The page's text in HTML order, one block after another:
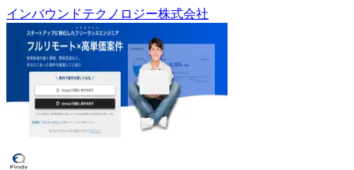
インバウンドテクノロジー株式会社